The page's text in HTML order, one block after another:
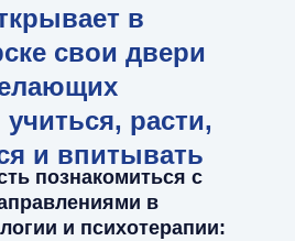
познакомиться с
в
и психотерапии:
в
свои двери
расти,
и впитывать